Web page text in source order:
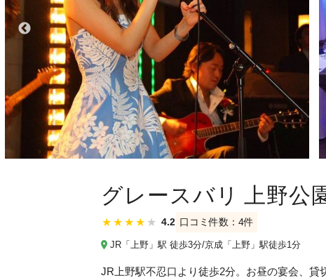
グレースバリ 上野公
★ ★ ★ ★ ★ 4.2 口コミ件数：4件
JR「上野」駅 徒歩3分/京成「上野」駅徒歩1分
JR上野駅不忍口より徒歩2分。お昼の宴会、